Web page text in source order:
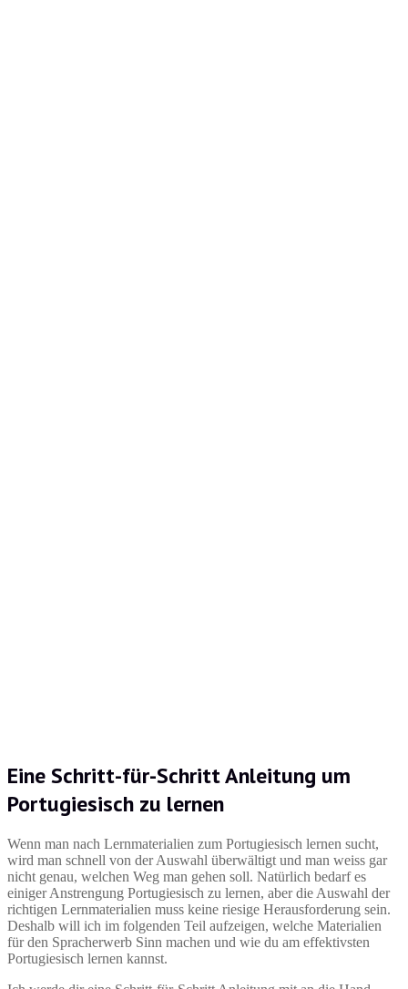
Eine Schritt-für-Schritt Anleitung um
Portugiesisch zu lernen
Wenn man nach Lernmaterialien zum Portugiesisch lernen sucht,
wird man schnell von der Auswahl überwältigt und man weiss gar
nicht genau, welchen Weg man gehen soll. Natürlich bedarf es
einiger Anstrengung Portugiesisch zu lernen, aber die Auswahl der
richtigen Lernmaterialien muss keine riesige Herausforderung sein.
Deshalb will ich im folgenden Teil aufzeigen, welche Materialien
für den Spracherwerb Sinn machen und wie du am effektivsten
Portugiesisch lernen kannst.